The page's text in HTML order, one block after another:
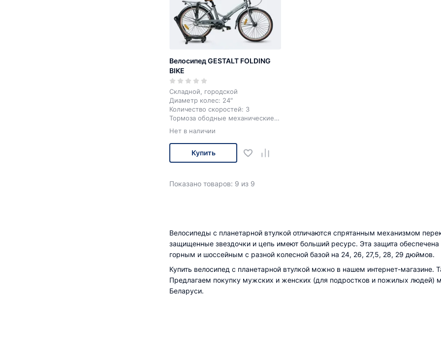
Велосипед GESTALT FOLDING
BIKE
Складной, городской
Диаметр колес: 24″
Количество скоростей: 3
Тормоза ободные механические
Цвет: черный; серый; красный
Нет в наличии
Купить
Показано товаров: 9 из 9
Велосипеды с планетарной втулкой отличаются спрятанным механизмом
защищенные звездочки и цепь имеют больший ресурс. Эта защита
горным и шоссейным с разной колесной базой на 24, 26, 27,5, 28, 29 дюймов.
Купить велосипед с планетарной втулкой можно в нашем интернет-магазине.
Предлагаем покупку мужских и женских (для подростков и пожилых людей)
Беларуси.